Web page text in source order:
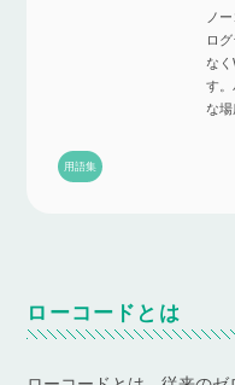
ノ
ロ
な
す
な場
用語集
ローコードとは